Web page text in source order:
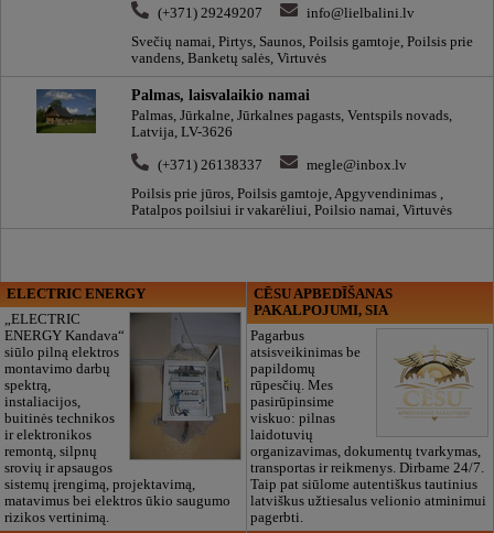
(+371) 29249207
info@lielbalini.lv
Svečių namai, Pirtys, Saunos, Poilsis gamtoje, Poilsis prie
vandens, Banketų salės, Virtuvės
Palmas, laisvalaikio namai
Palmas, Jūrkalne, Jūrkalnes pagasts, Ventspils novads,
Latvija, LV-3626
(+371) 26138337
megle@inbox.lv
Poilsis prie jūros, Poilsis gamtoje, Apgyvendinimas ,
Patalpos poilsiui ir vakarėliui, Poilsio namai, Virtuvės
ELECTRIC ENERGY
„ELECTRIC
ENERGY Kandava“
siūlo pilną elektros
montavimo darbų
spektrą,
instaliacijos,
buitinės technikos
ir elektronikos
remontą, silpnų
srovių ir apsaugos
sistemų įrengimą, projektavimą,
matavimus bei elektros ūkio saugumo
rizikos vertinimą.
CĒSU APBEDĪŠANAS
PAKALPOJUMI, SIA
Pagarbus
atsisveikinimas be
papildomų
rūpesčių. Mes
pasirūpinsime
viskuo: pilnas
laidotuvių
organizavimas, dokumentų tvarkymas,
transportas ir reikmenys. Dirbame 24/7.
Taip pat siūlome autentiškus tautinius
latviškus užtiesalus velionio atminimui
pagerbti.